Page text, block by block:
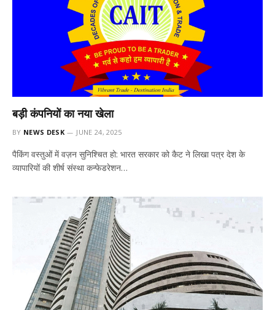
बड़ी कंपनियों का नया खेला
BY NEWS DESK JUNE 24, 2025
पैकिंग वस्तुओं में वज़न सुनिश्चित हो: भारत सरकार को कैट ने लिखा पत्र देश के
व्यापारियों की शीर्ष संस्था कन्फेडरेशन…